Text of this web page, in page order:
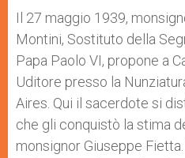
Il 27 maggio 1939,
Montini, Sostituto della
Papa Paolo VI, propone a
Uditore presso la
Aires. Qui il sacerdote si
che gli conquistò la stima
monsignor Giuseppe